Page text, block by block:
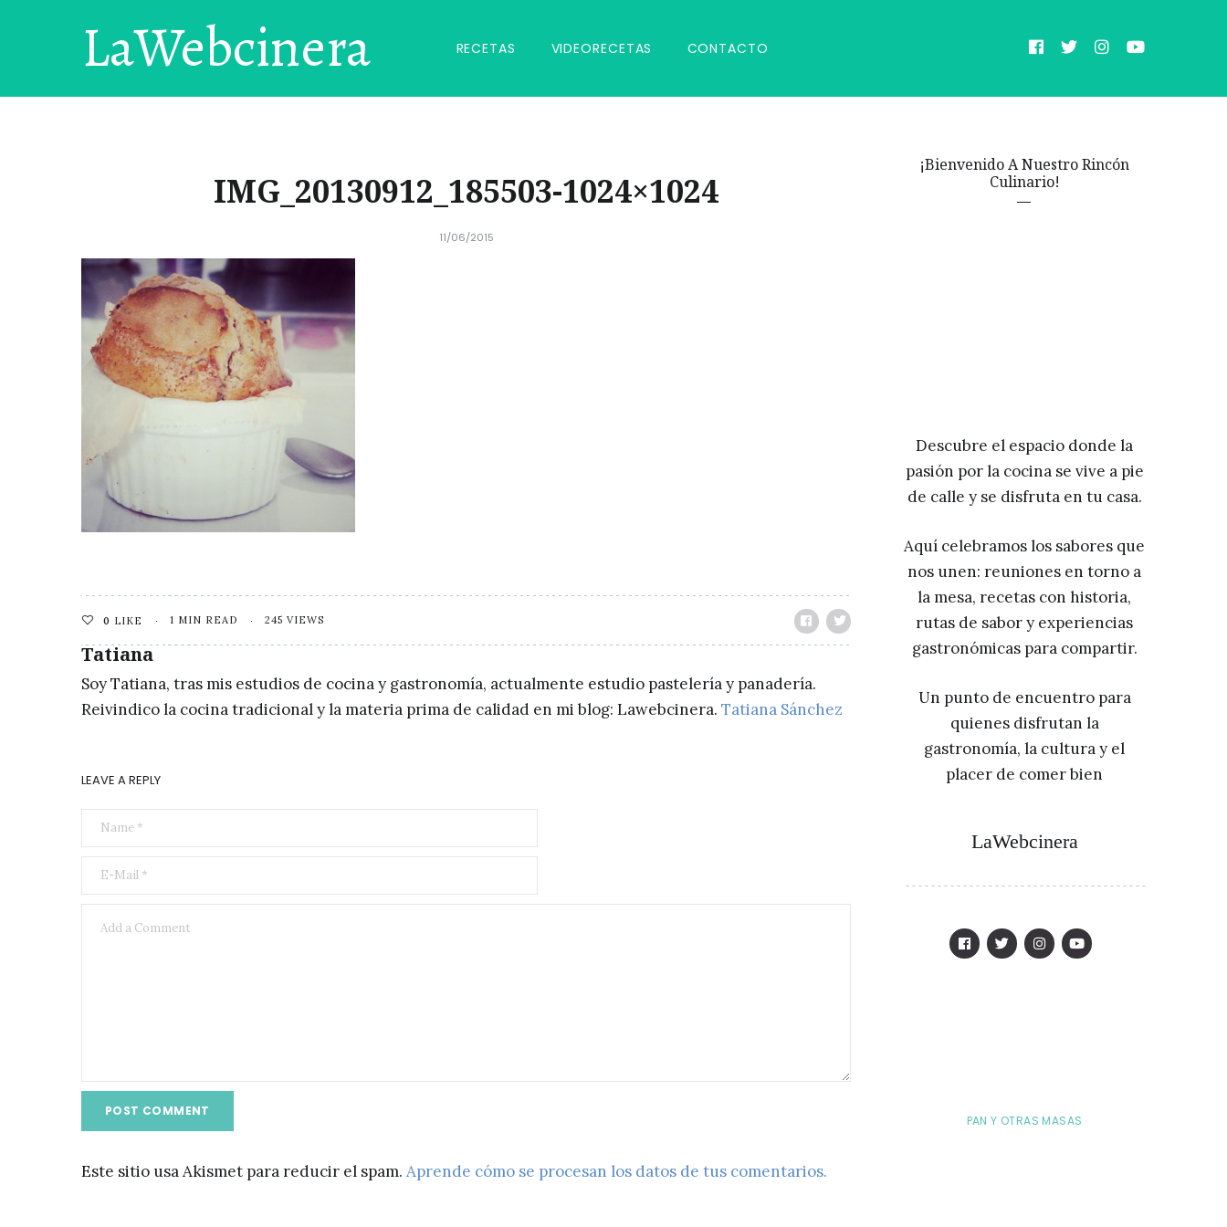
LaWebcinera RECETAS VIDEORECETAS CONTACTO
IMG_20130912_185503-1024×1024
11/06/2015
0 LIKE 1 MIN READ 245 VIEWS
Tatiana
Soy Tatiana, tras mis estudios de cocina y gastronomía, actualmente estudio pastelería y panadería.
Reivindico la cocina tradicional y la materia prima de calidad en mi blog: Lawebcinera. Tatiana Sánchez
LEAVE A REPLY
Este sitio usa Akismet para reducir el spam. Aprende cómo se procesan los datos de tus comentarios.
¡Bienvenido A Nuestro Rincón
Culinario!
Descubre el espacio donde la
pasión por la cocina se vive a pie
de calle y se disfruta en tu casa.
Aquí celebramos los sabores que
nos unen: reuniones en torno a
la mesa, recetas con historia,
rutas de sabor y experiencias
gastronómicas para compartir.
Un punto de encuentro para
quienes disfrutan la
gastronomía, la cultura y el
placer de comer bien
LaWebcinera
PAN Y OTRAS MASAS